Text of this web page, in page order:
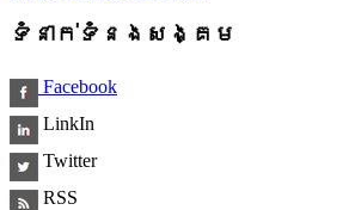
ទំនាក់ទំនងសង្គម
Facebook
LinkIn
Twitter
RSS